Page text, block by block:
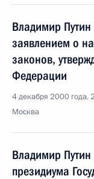
Владимир Путин
заявлением о
законов,
Федерации
4 декабря 2000 года,
Москва
Владимир
президиума